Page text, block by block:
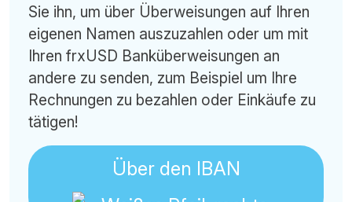
Sie ihn, um über Überweisungen auf Ihren
eigenen Namen auszuzahlen oder um mit
Ihren frxUSD Banküberweisungen an
andere zu senden, zum Beispiel um Ihre
Rechnungen zu bezahlen oder Einkäufe zu
tätigen!
Über den IBAN